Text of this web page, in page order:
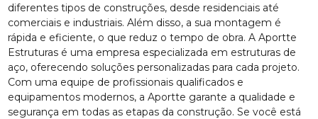
diferentes tipos de construções, desde residenciais até
comerciais e industriais. Além disso, a sua montagem é
rápida e eficiente, o que reduz o tempo de obra. A Aportte
Estruturas é uma empresa especializada em estruturas de
aço, oferecendo soluções personalizadas para cada projeto.
Com uma equipe de profissionais qualificados e
equipamentos modernos, a Aportte garante a qualidade e
segurança em todas as etapas da construção. Se você está